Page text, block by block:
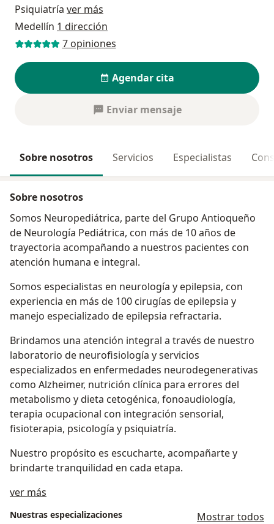
Psiquiatría ver más
Medellín 1 dirección
7 opiniones
Agendar cita
Enviar mensaje
Sobre nosotros Servicios Especialistas
Sobre nosotros
Somos Neuropediátrica, parte del Grupo Antioqueño
de Neurología Pediátrica, con más de 10 años de
trayectoria acompañando a nuestros pacientes con
atención humana e integral.
Somos especialistas en neurología y epilepsia, con
experiencia en más de 100 cirugías de epilepsia y
manejo especializado de epilepsia refractaria.
Brindamos una atención integral a través de nuestro
laboratorio de neurofisiología y servicios
especializados en enfermedades neurodegenerativas
como Alzheimer, nutrición clínica para errores del
metabolismo y dieta cetogénica, fonoaudiología,
terapia ocupacional con integración sensorial,
fisioterapia, psicología y psiquiatría.
Nuestro propósito es escucharte, acompañarte y
brindarte tranquilidad en cada etapa.
ver más
Nuestras especializaciones Mostrar todos